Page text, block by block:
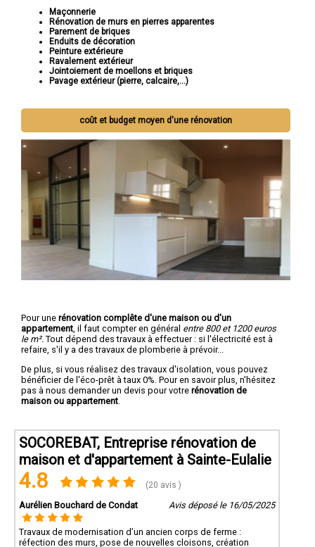
Maçonnerie
Rénovation de murs en pierres apparentes
Parement de briques
Enduits de décoration
Peinture extérieure
Ravalement extérieur
Jointoiement de moellons et briques
Pavage extérieur (pierre, calcaire,...)
coût et budget moyen d'une rénovation
Pour une rénovation complête d'une maison ou d'un
appartement , il faut compter en général entre 800 et 1200 euros
le m². Tout dépend des travaux à effectuer : si l'électricité est à
refaire, s'il y a des travaux de plomberie à prévoir...
De plus, si vous réalisez des travaux d'isolation, vous pouvez
bénéficier de l'éco-prêt à taux 0%. Pour en savoir plus, n'hésitez
pas à nous demander un devis pour votre rénovation de
maison ou appartement
SOCOREBAT, Entreprise rénovation de
maison et d'appartement à Sainte-Eulalie
4.8 (20 avis )
Aurélien Bouchard de Condat Avis déposé le 16/05/2025
Travaux de modernisation d’un ancien corps de ferme :
réfection des murs, pose de nouvelles cloisons, création